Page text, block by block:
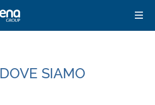
DOVE SIAMO